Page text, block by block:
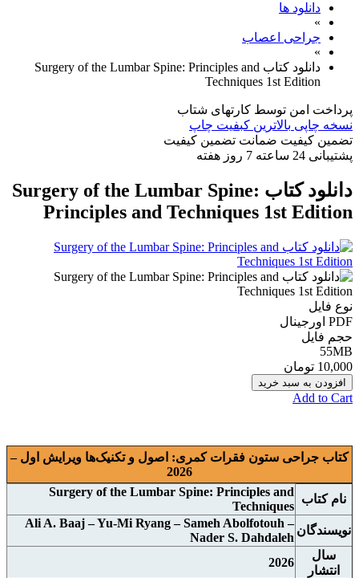
دانلود ها
»
جراحی اعصاب
»
دانلود كتاب Surgery of the Lumbar Spine: Principles and
Techniques 1st Edition
پرداخت امن توسط کارتهای شتاب
نسخه چاپی بالاترین کبفیت چاپ
تضمین کیفیت ضمانت تضمین کیفیت
پشتیبانی 24 ساعته 7 روز هفته
دانلود كتاب Surgery of the Lumbar Spine:
Principles and Techniques 1st Edition
نوع فایل
PDF اورجينال
حجم فایل
55MB
10,000 تومان
افزودن به سبد خرید
Add to Cart
کتاب جراحی ستون فقرات کمری: اصول و تکنیک‌ها ویرایش اول –
2026
نام کتاب
Surgery of the Lumbar Spine: Principles and
Techniques
نويسندگان
Ali A. Baaj – Yu-Mi Ryang – Sameh Abolfotouh –
Nader S. Dahdaleh
سال
انتشار
2026